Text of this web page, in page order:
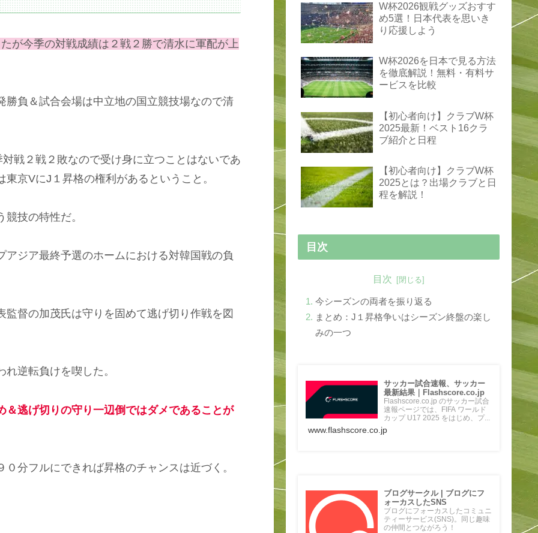
が今季の対戦成績は２戦２勝で清水に軍配が上
負＆試合会場は中立地の国立競技場なので清
戦２戦２敗なので受け身に立つことはないであ
京VにJ１昇格の権利があるということ。
技の特性だ。
ジア最終予選のホームにおける対韓国戦の負
督の加茂氏は守りを固めて逃げ切り作戦を図
逆転負けを喫した。
逃げ切りの守り一辺倒ではダメであることが
分フルにできれば昇格のチャンスは近づく。
W杯2026観戦グッズおすす
め5選！日本代表を思いき
り応援しよう
W杯2026を日本で見る方法
を徹底解説！無料・有料サ
ービスを比較
【初心者向け】クラブW杯
2025最新！ベスト16クラ
ブ紹介と日程
【初心者向け】クラブW杯
2025とは？出場クラブと日
程を解説！
目次
目次
今シーズンの両者を振り返る
まとめ：J１昇格争いはシーズン終盤の楽し
みの一つ
サッカー試合速報、サッカー
最新結果｜Flashscore.co.jp
Flashscore.co.jp のサッカー試合
速報ページでは、FIFA ワールド
カップ U17 2025 をはじめ、プ...
www.flashscore.co.jp
ブログサークル | ブログにフ
ォーカスしたSNS
ブログにフォーカスしたコミュニ
ティーサービス(SNS)。同じ趣味
の仲間とつながろう！